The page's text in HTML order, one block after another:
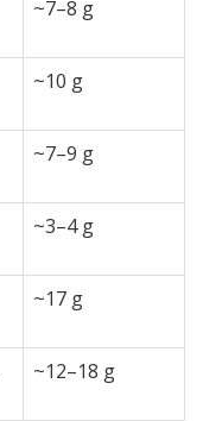
~7–8 g
~10 g
~7–9 g
~3–4 g
~17 g
~12–18 g